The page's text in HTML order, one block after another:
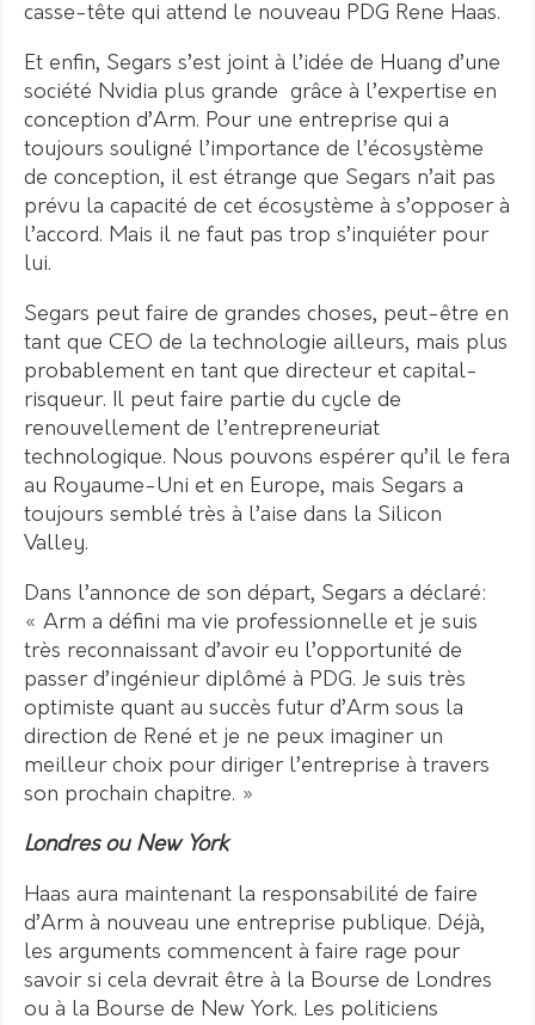
casse-tête qui attend le nouveau PDG Rene Haas.
Et enfin, Segars s’est joint à l’idée de Huang d’une
société Nvidia plus grande grâce à l’expertise en
conception d’Arm. Pour une entreprise qui a
toujours souligné l’importance de l’écosystème
de conception, il est étrange que Segars n’ait pas
prévu la capacité de cet écosystème à s’opposer à
l’accord. Mais il ne faut pas trop s’inquiéter pour
lui.
Segars peut faire de grandes choses, peut-être en
tant que CEO de la technologie ailleurs, mais plus
probablement en tant que directeur et capital-
risqueur. Il peut faire partie du cycle de
renouvellement de l’entrepreneuriat
technologique. Nous pouvons espérer qu’il le fera
au Royaume-Uni et en Europe, mais Segars a
toujours semblé très à l’aise dans la Silicon
Valley.
Dans l’annonce de son départ, Segars a déclaré:
« Arm a défini ma vie professionnelle et je suis
très reconnaissant d’avoir eu l’opportunité de
passer d’ingénieur diplômé à PDG. Je suis très
optimiste quant au succès futur d’Arm sous la
direction de René et je ne peux imaginer un
meilleur choix pour diriger l’entreprise à travers
son prochain chapitre. »
Londres ou New York
Haas aura maintenant la responsabilité de faire
d’Arm à nouveau une entreprise publique. Déjà,
les arguments commencent à faire rage pour
savoir si cela devrait être à la Bourse de Londres
ou à la Bourse de New York. Les politiciens